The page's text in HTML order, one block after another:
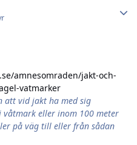
amnesomraden/jakt-och-
vatmarker
att vid jakt ha med sig
eller inom 100 meter
på väg till eller från sådan